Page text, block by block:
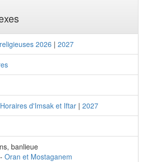
2026 | 2027
d'Imsak et Iftar | 2027
banlieue
- Oran et Mostaganem